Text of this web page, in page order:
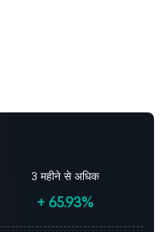
3 महीने से अधिक
+ 65.93%